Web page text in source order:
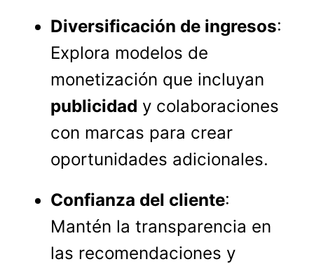
Diversificación de ingresos:
Explora modelos de
monetización que incluyan
publicidad y colaboraciones
con marcas para crear
oportunidades adicionales.
Confianza del cliente:
Mantén la transparencia en
las recomendaciones y